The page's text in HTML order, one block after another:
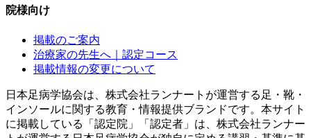
院様向け
掲載のご案内
治療家の先生へ｜認定コース
掲載情報の変更について
日本足病学協会は、株式会社ランナートが運営する足・靴・
インソールに関する教育・情報提供ブランドです。本サイト
に掲載している「認定院」「認定者」は、株式会社ランナー